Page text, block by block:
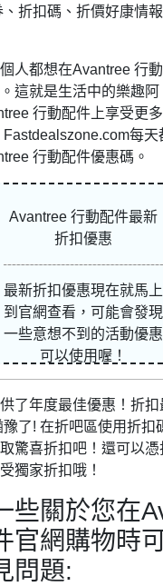
折扣碼、折價好康情
人都想在Avantree 行
這就是生活中的樂趣阿
行動配件上享受更
Fastdealszone.com每天
行動配件優惠碼。
Avantree 行動配件最新
折扣優惠
最新折扣優惠現在就馬上
到官網查看，可能會發現
一些意想不到的活動優惠
可以使用喔！
了年度最佳優惠！折扣
了! 在折吧區使用折扣
驚喜折扣吧！還可以
獨家折扣哦！
些關於您在
官網購物時
問題: